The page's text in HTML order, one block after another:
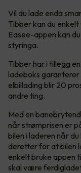
Vil du lade enda
Tibber kan du
Easee-appen kan
styringa.
Tibber har i tillegg
ladeboks
elbillading blir 20
andre ting.
Med en
når strømprisen er
bilen i laderen når
deretter for at bilen
enkelt bruke appen
skal være